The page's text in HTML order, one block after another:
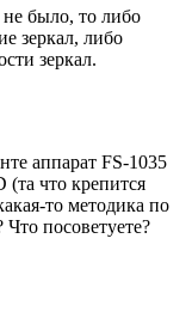
было, то либо
зеркал, либо
зеркал.
аппарат FS-1035
что крепится
то методика по
посоветуете?